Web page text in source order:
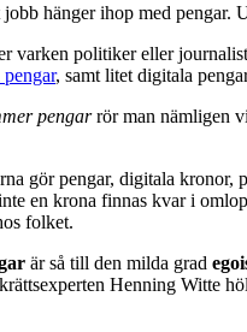
hänger ihop med
varken politiker eller
, samt litet digitala
pengarrör man nämligen
gör pengar, digitala kronor,
en krona finnas kvar i
folket.
är så till den milda grad
Henning Witte